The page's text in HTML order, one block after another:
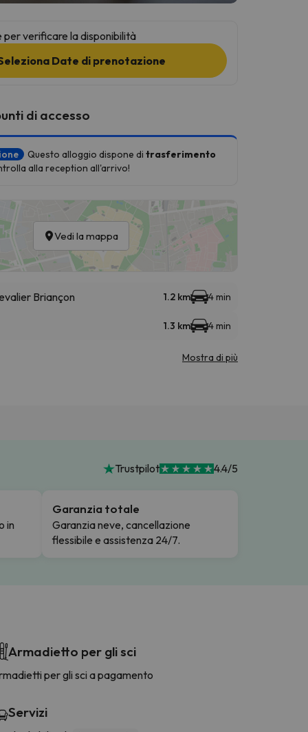
per verificare la disponibilità
Date di prenotazione
di accesso
Questo alloggio dispone di trasferimento
alla reception all'arrivo!
Vedi la mappa
Briançon 1.2 km 4 min
1.3 km 4 min
Mostra di più
Trustpilot 4.4/5
in
Garanzia totale
Garanzia neve, cancellazione
flessibile e assistenza 24/7.
Armadietto per gli sci
per gli sci a pagamento
Servizi